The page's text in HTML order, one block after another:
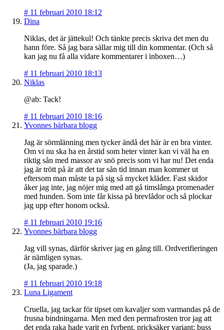
# 11 februari 2010 18:12
Dina
Niklas, det är jättekul! Och tänkte precis skriva det men du
hann före. Så jag bara sällar mig till din kommentar. (Och så
kan jag nu få alla vidare kommentarer i inboxen…)
# 11 februari 2010 18:13
Niklas
@ab: Tack!
# 11 februari 2010 18:16
Yvonnes bärbara blogg
Jag är sörmlänning men tycker ändå det här är en bra vinter.
Om vi nu ska ha en årstid som heter vinter kan vi väl ha en
riktig sån med massor av snö precis som vi har nu! Det enda
jag är trött på är att det tar sån tid innan man kommer ut
eftersom man måste ta på sig så mycket kläder. Fast skidor
åker jag inte, jag nöjer mig med att gå timslånga promenader
med hunden. Som inte får kissa på brevlådor och så plockar
jag upp efter honom också.
# 11 februari 2010 19:16
Yvonnes bärbara blogg
Jag vill synas, därför skriver jag en gång till. Ordverifieringen
är nämligen synas.
(Ja, jag sparade.)
# 11 februari 2010 19:18
Luna Ligament
Cruella, jag tackar för tipset om kavaljer som varmandas på de
frusna bindningarna. Men med den permafrosten tror jag att
det enda raka hade varit en fyrbent, pricksäker variant; buss